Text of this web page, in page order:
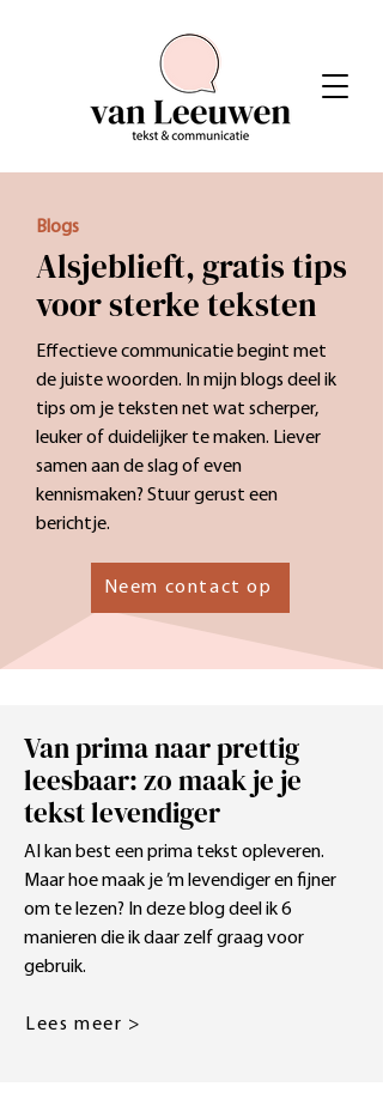
Blogs
Alsjeblieft, gratis tips
voor sterke teksten
Effectieve communicatie begint met
de juiste woorden. In mijn blogs deel ik
tips om je teksten net wat scherper,
leuker of duidelijker te maken. Liever
samen aan de slag of even
kennismaken? Stuur gerust een
berichtje.
Neem contact op
Van prima naar prettig
leesbaar: zo maak je je
tekst levendiger
AI kan best een prima tekst opleveren.
Maar hoe maak je ’m levendiger en fijner
om te lezen? In deze blog deel ik 6
manieren die ik daar zelf graag voor
gebruik.
Lees meer >